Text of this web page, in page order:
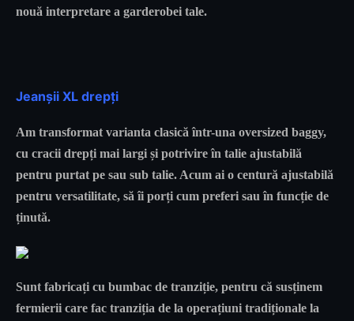
nouă interpretare a garderobei tale.
Jeanșii XL drepți
Am transformat varianta clasică într-una oversized baggy,
cu cracii drepți mai largi și potrivire în talie ajustabilă
pentru purtat pe sau sub talie. Acum ai o centură ajustabilă
pentru versatilitate, să îi porți cum preferi sau în funcție de
ținută.
Sunt fabricați cu bumbac de tranziție, pentru că susținem
fermierii care fac tranziția de la operațiuni tradiționale la